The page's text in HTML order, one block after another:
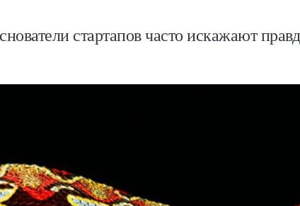
стартапов часто искажают